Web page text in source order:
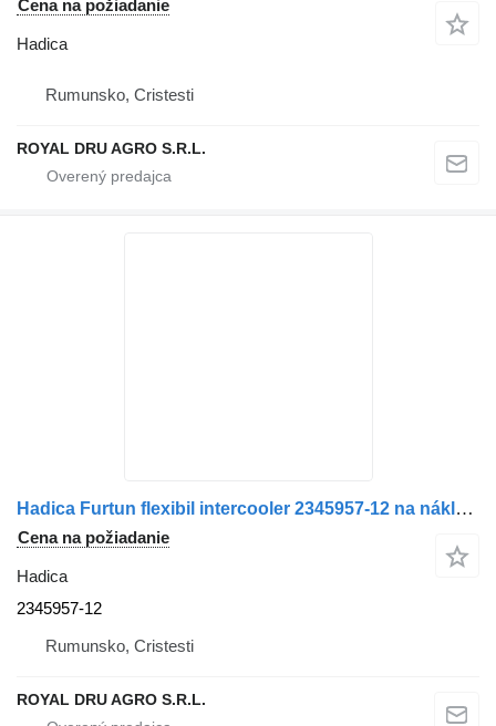
Cena na požiadanie
Hadica
Rumunsko, Cristesti
ROYAL DRU AGRO S.R.L.
Hadica Furtun flexibil intercooler 2345957-12 na nákladného auta Scania cu coliere metalice
Cena na požiadanie
Hadica
2345957-12
Rumunsko, Cristesti
ROYAL DRU AGRO S.R.L.